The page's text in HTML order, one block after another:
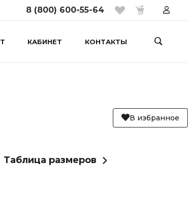
8 (800) 600-55-64
КАБИНЕТ КОНТАКТЫ
В избранное
Таблица размеров